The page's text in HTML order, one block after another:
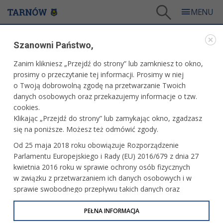
Informacje dla seniorów
DLA SENIORA
INFORMACJE DLA SENIORÓW
Uniwersalizm, Temperament, Wiedza
Seniorzy nie muszą się nudzić
TARNÓW POMAGA W związku
z zagrożeniem koronawirusem
Szanowni Państwo,
Zanim klikniesz „Przejdź do strony” lub zamkniesz to okno,
prosimy o przeczytanie tej informacji. Prosimy w niej
o Twoją dobrowolną zgodę na przetwarzanie Twoich
danych osobowych oraz przekazujemy informacje o tzw.
cookies.
Klikając „Przejdź do strony” lub zamykając okno, zgadzasz
się na poniższe. Możesz też odmówić zgody.
Od 25 maja 2018 roku obowiązuje Rozporządzenie
Parlamentu Europejskiego i Rady (EU) 2016/679 z dnia 27
kwietnia 2016 roku w sprawie ochrony osób fizycznych
w związku z przetwarzaniem ich danych osobowych i w
sprawie swobodnego przepływu takich danych oraz
uchylenia dyrektywy 95/46/WE (określane jako RODO, GDPR
lub Ogólne Rozporządzenie o Ochronie Danych
PEŁNA INFORMACJA